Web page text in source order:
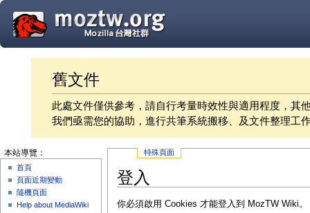
舊文件
此處文件僅供參考，請自行考量時效性與適用程度，其
我們亟需您的協助，進行共筆系統搬移、及文件整理工
特殊頁面
登入
你必須啟用 Cookies 才能登入到 MozTW Wiki。
本站導覽：
首頁
頁面近期變動
隨機頁面
Help about MediaWiki